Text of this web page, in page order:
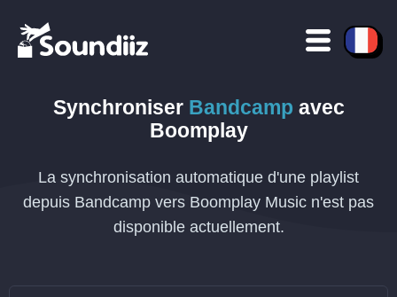
Synchroniser Bandcamp avec
Boomplay
La synchronisation automatique d'une playlist
depuis Bandcamp vers Boomplay Music n'est pas
disponible actuellement.